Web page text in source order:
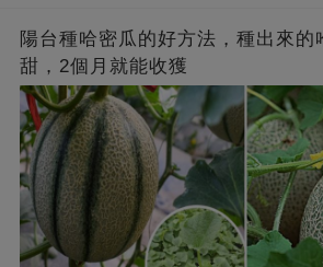
陽台種哈密瓜的好方法，種出來的
甜，2個月就能收獲